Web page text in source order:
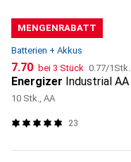
MENGENRABATT
Batterien + Akkus
CHF
7.70 bei 3 Stück CHF
0.77/1Stk.
Energizer Industrial AA
10 Stk., AA
23